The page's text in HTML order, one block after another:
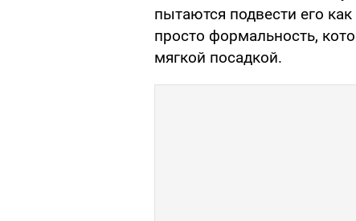
пытаются подвести его
просто формальность,
мягкой посадкой.